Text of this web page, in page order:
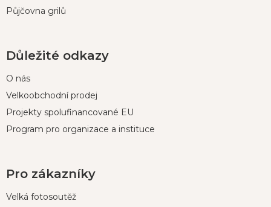
Půjčovna grilů
Důležité odkazy
O nás
Velkoobchodní prodej
Projekty spolufinancované EU
Program pro organizace a instituce
Pro zákazníky
Velká fotosoutěž